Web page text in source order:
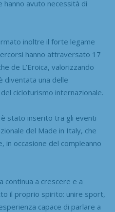
hanno avuto necessità di
inoltre il forte legame
hanno attraversato 17
de L’Eroica, valorizzando
diventata una delle
cicloturismo internazionale.
è stato inserito tra gli eventi
del Made in Italy, che
in occasione del compleanno
continua a crescere e a
il proprio spirito: unire sport,
capace di parlare a